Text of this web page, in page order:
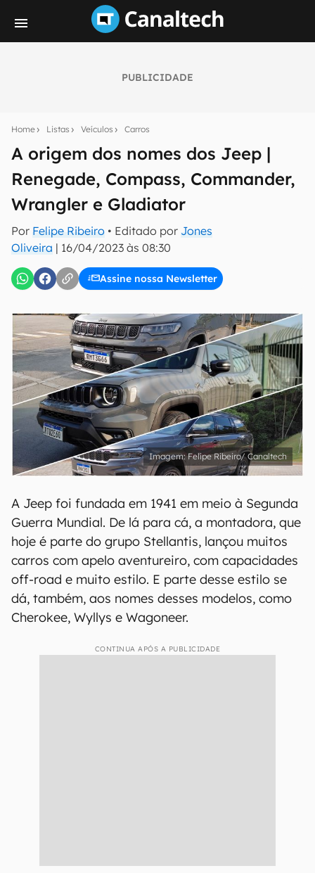
PUBLICIDADE
Home Listas Veículos Carros
A origem dos nomes dos Jeep |
Renegade, Compass, Commander,
Wrangler e Gladiator
Por Felipe Ribeiro • Editado por Jones
Oliveira | 16/04/2023 às 08:30
Assine nossa Newsletter
notícias e reviews sobre tecnologia em primeira
mão.
E-mail
inscreva-se
Confirmo que li, aceito e concordo com os Termos de
Uso e Política de Privacidade do Canaltech.
Felipe Ribeiro/ Canaltech
A Jeep foi fundada em 1941 em meio à Segunda
Guerra Mundial. De lá para cá, a montadora, que
hoje é parte do grupo Stellantis, lançou muitos
carros com apelo aventureiro, com capacidades
off-road e muito estilo. E parte desse estilo se
dá, também, aos nomes desses modelos, como
Cherokee, Wyllys e Wagoneer.
CONTINUA APÓS A PUBLICIDADE